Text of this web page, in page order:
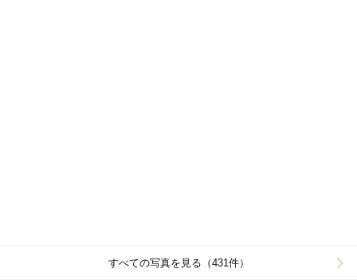
すべての写真を見る（431件）